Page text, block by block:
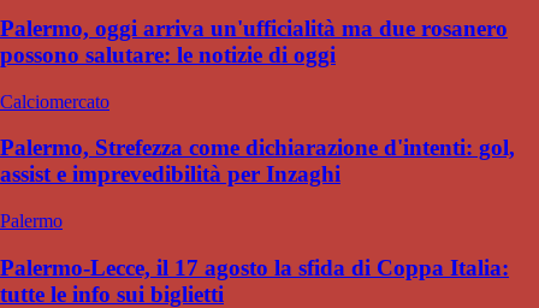
Palermo, oggi arriva un'ufficialità ma due rosanero
possono salutare: le notizie di oggi
Calciomercato
Palermo, Strefezza come dichiarazione d'intenti: gol,
assist e imprevedibilità per Inzaghi
Palermo
Palermo-Lecce, il 17 agosto la sfida di Coppa Italia:
tutte le info sui biglietti